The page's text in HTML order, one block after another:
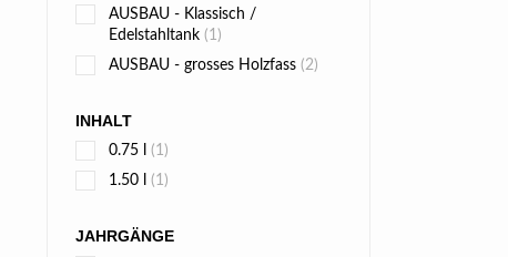
AUSBAU - Klassisch /
Edelstahltank (1)
AUSBAU - grosses Holzfass (2)
INHALT
0.75 l (1)
1.50 l (1)
JAHRGÄNGE